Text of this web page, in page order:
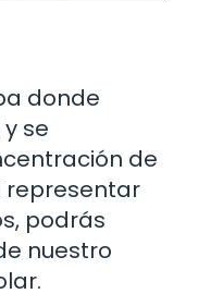
donde
se
de
representar
podrás
nuestro